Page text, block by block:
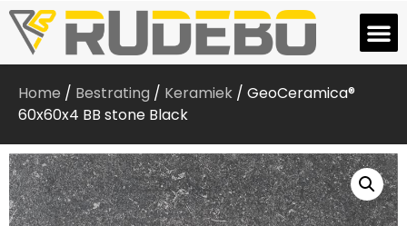
Home / Bestrating / Keramiek / GeoCeramica®
60x60x4 BB stone Black